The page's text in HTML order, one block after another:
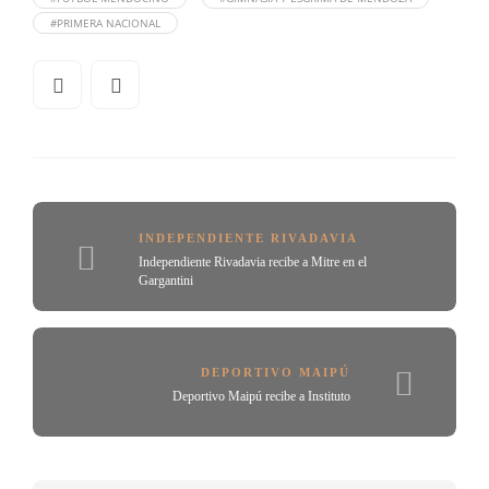
#PRIMERA NACIONAL
INDEPENDIENTE RIVADAVIA
Independiente Rivadavia recibe a Mitre en el
Gargantini
DEPORTIVO MAIPÚ
Deportivo Maipú recibe a Instituto